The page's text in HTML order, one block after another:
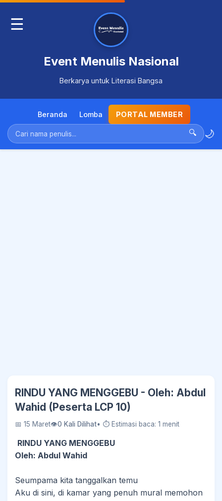
☰
Event Menulis Nasional
Berkarya untuk Literasi Bangsa
Beranda Lomba PORTAL MEMBER
🔍 🌙
RINDU YANG MENGGEBU - Oleh: Abdul
Wahid (Peserta LCP 10)
📅 15 Maret👁0 Kali Dilihat• ⏱ Estimasi baca: 1 menit
RINDU YANG MENGGEBU
Oleh: Abdul Wahid
Seumpama kita tanggalkan temu
Aku di sini, di kamar yang penuh mural memohon